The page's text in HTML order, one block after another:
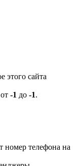
этого сайта
-1 до -1.
номер телефона на